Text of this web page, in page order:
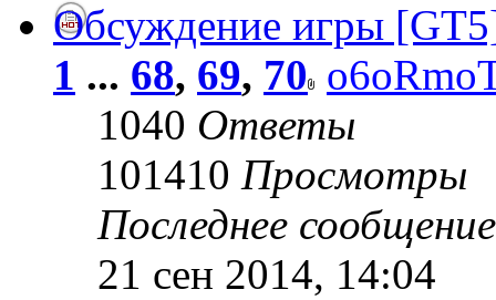
Обсуждение игры
1 ... 68, 69, 70
1040 Ответы
101410 Просмотры
Последнее
21 сен 2014, 14:04